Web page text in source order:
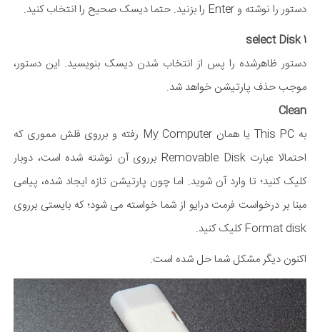
دستور را نوشته و Enter را بزنید. حتما دیسک صحیح را انتخاب کنید.
select Disk 1
دستور ظاهرشده را پس از انتخاب شدن دیسک بنویسید. این دستور،
موجب حذف پارتیشن خواهد شد.
Clean
به This PC یا همان My Computer رفته و برروی فلش مموری که
احتمالا عبارت Removable Disk برروی آن نوشته شده است، دوبار
کلیک کنید؛ تا وارد آن شوید. اما چون پارتیشن تازه ایجاد شده، پیامی
مبنا بر درخواست فرمت درایو از شما خواسته می شود؛ که بایستی برروی
Format disk کلیک کنید.
اکنون دیگر مشکل شما حل شده است.